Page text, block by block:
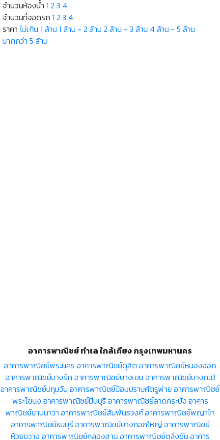
จำนวนห้องน้ำ 1 2 3 4
จำนวนที่จอดรถ 1 2 3 4
ราคา ไม่เกิน 1 ล้าน 1 ล้าน - 2 ล้าน 2 ล้าน - 3 ล้าน 4 ล้าน - 5 ล้าน
มากกว่า 5 ล้าน
อาคารพาณิชย์ ทำเล ใกล้เคียง กรุงเทพมหานคร
อาคารพาณิชย์พระนคร อาคารพาณิชย์ดุสิต อาคารพาณิชย์หนองจอก
อาคารพาณิชย์บางรัก อาคารพาณิชย์บางเขน อาคารพาณิชย์บางกะปิ
อาคารพาณิชย์ปทุมวัน อาคารพาณิชย์ป้อมปราบศัตรูพ่าย อาคารพาณิชย์
พระโขนง อาคารพาณิชย์มีนบุรี อาคารพาณิชย์ลาดกระบัง อาคาร
พาณิชย์ยานนาวา อาคารพาณิชย์สัมพันธวงศ์อาคารพาณิชย์พญาไท
อาคารพาณิชย์ธนบุรี อาคารพาณิชย์บางกอกใหญ่ อาคารพาณิชย์
ห้วยขวาง อาคารพาณิชย์คลองสาน อาคารพาณิชย์ตลิ่งชัน อาคาร